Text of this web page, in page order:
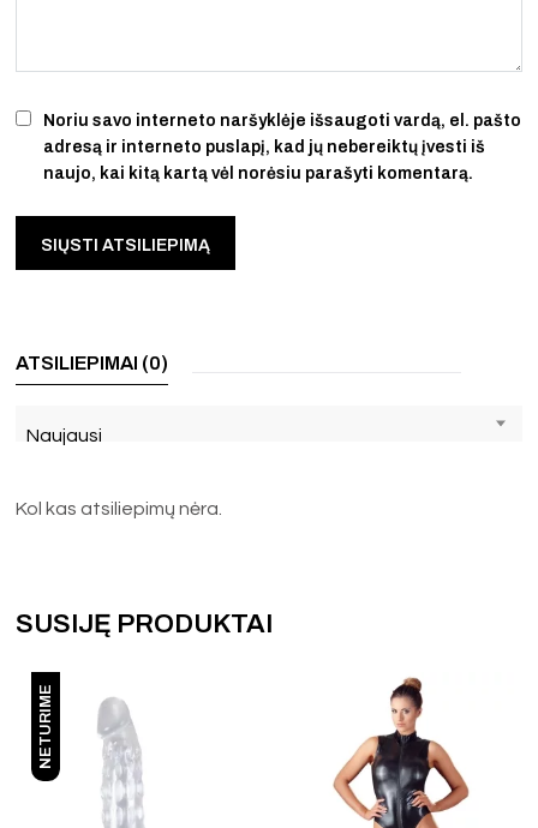
Noriu savo interneto naršyklėje išsaugoti vardą, el. pašto
adresą ir interneto puslapį, kad jų nebereiktų įvesti iš
naujo, kai kitą kartą vėl norėsiu parašyti komentarą.
ATSILIEPIMAI (0)
Naujausi
Kol kas atsiliepimų nėra.
SUSIJĘ PRODUKTAI
NETURIME